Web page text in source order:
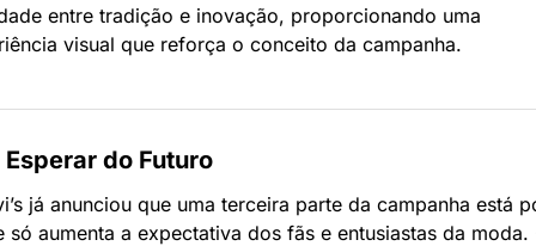
entre tradição e inovação, proporcionando uma
visual que reforça o conceito da campanha.
Esperar do Futuro
já anunciou que uma terceira parte da campanha está
só aumenta a expectativa dos fãs e entusiastas da moda.